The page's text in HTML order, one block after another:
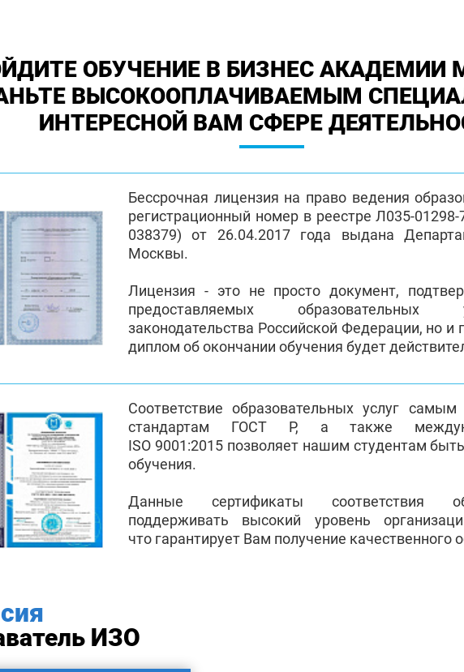
ОБУЧЕНИЕ В БИЗНЕС АКАДЕМИИ
ВЫСОКООПЛАЧИВАЕМЫМ
ИНТЕРЕСНОЙ ВАМ СФЕРЕ
Бессрочная лицензия на право ведения
регистрационный номер в реестре Л035-
038379) от 26.04.2017 года выдана
Москвы.
Лицензия - это не просто документ,
предоставляемых образовательных
законодательства Российской Федерации, но и
диплом об окончании обучения будет
Соответствие образовательных услуг
стандартам ГОСТ Р, а также
ISO 9001:2015 позволяет нашим студентам
обучения.
Данные сертификаты соответствия
поддерживать высокий уровень
что гарантирует Вам получение качественного
ИЗО